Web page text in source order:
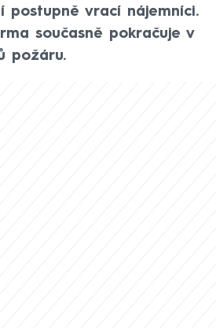
postupně vrací nájemníci.
současně pokračuje v
požáru.